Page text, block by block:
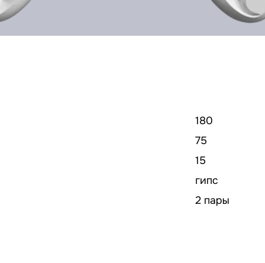
180
75
15
гипс
2 пары